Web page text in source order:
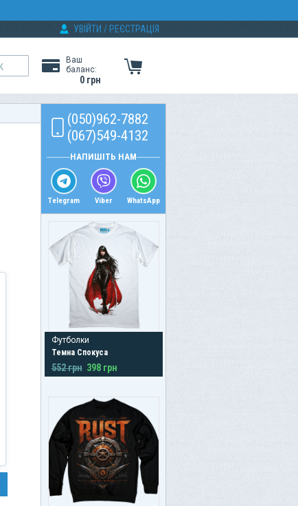
УВІЙТИ / РЕЄСТРАЦІЯ
Ваш
баланс:
0 грн
(050)962-7882
(067)549-4132
НАПИШІТЬ НАМ
Telegram Viber WhatsApp
Футболки
Темна Спокуса
552 грн 398 грн